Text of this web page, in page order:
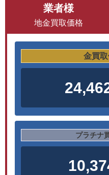
業者様
地金買取価格
金買
プラチナ